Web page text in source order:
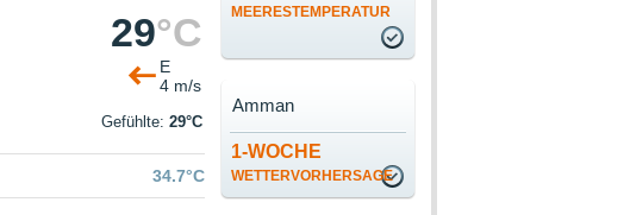
29°C
E
4 m/s
Gefühlte:29°C
34.7°C
MEERESTEMPERATUR
1-WOCHE
WETTERVORHERSAGE
Amman